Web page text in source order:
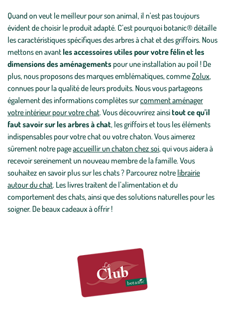
Quand on veut le meilleur pour son animal, il n’est pas toujours
évident de choisir le produit adapté. C’est pourquoi botanic® détaille
les caractéristiques spécifiques des arbres à chat et des griffoirs. Nous
mettons en avant les accessoires utiles pour votre félin et les
dimensions des aménagements pour une installation au poil ! De
plus, nous proposons des marques emblématiques, commeZolux,
connues pour la qualité de leurs produits. Nous vous partageons
également des informations complètes surcomment aménager
votre intérieur pour votre chat. Vous découvrirez ainsitout ce qu’il
faut savoir sur les arbres à chat, les griffoirs et tous les éléments
indispensables pour votre chat ou votre chaton. Vous aimerez
sûrement notre pageaccueillir un chaton chez soi, qui vous aidera à
recevoir sereinement un nouveau membre de la famille. Vous
souhaitez en savoir plus sur les chats ? Parcourez notre librairie
autour du chat. Les livres traitent de l’alimentation et du
comportement des chats, ainsi que des solutions naturelles pour les
soigner. De beaux cadeaux à offrir !